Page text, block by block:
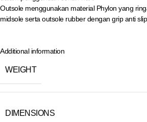
Outsole menggunakan material Phylon yang
midsole serta outsole rubber dengan grip anti slip.
Additional information
WEIGHT
DIMENSIONS